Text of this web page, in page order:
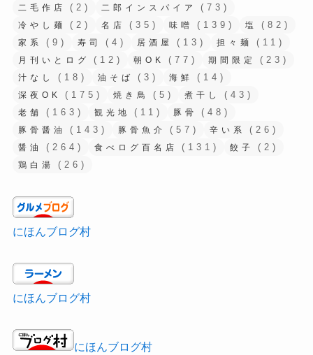
二毛作店 (2) 二郎インスパイア (73)
冷やし麺 (2) 名店 (35) 味噌 (139) 塩 (82)
家系 (9) 寿司 (4) 居酒屋 (13) 担々麺 (11)
月刊いとログ (12) 朝OK (77) 期間限定 (23)
汁なし (18) 油そば (3) 海鮮 (14)
深夜OK (175) 焼き鳥 (5) 煮干し (43)
老舗 (163) 観光地 (11) 豚骨 (48)
豚骨醤油 (143) 豚骨魚介 (57) 辛い系 (26)
醤油 (264) 食べログ百名店 (131) 餃子 (2)
鶏白湯 (26)
にほんブログ村
にほんブログ村
にほんブログ村